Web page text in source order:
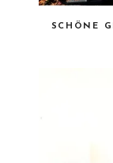
SCHÖNE